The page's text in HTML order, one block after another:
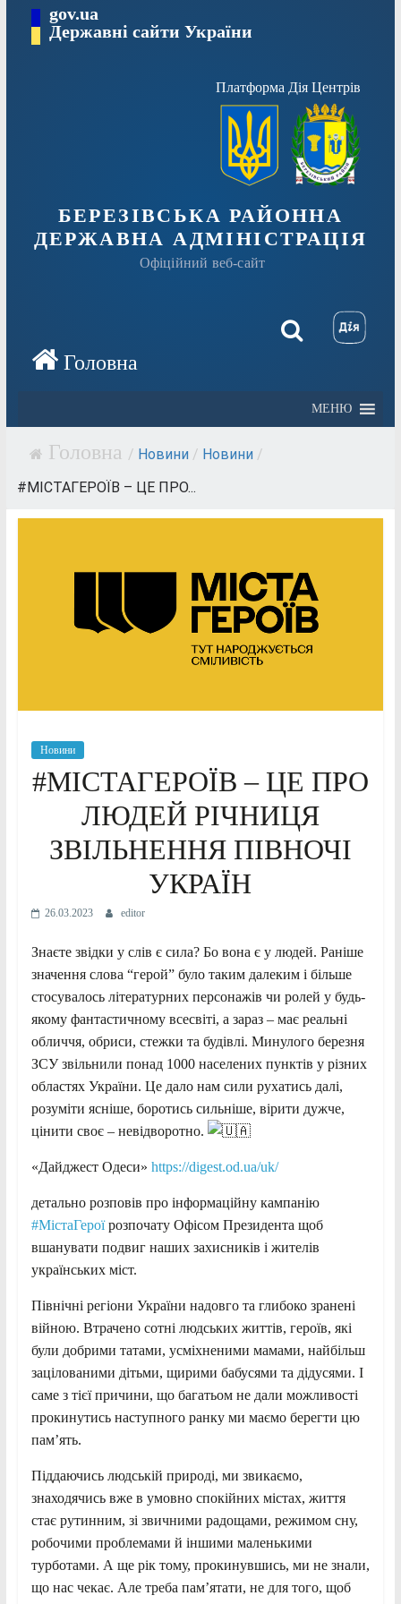
Перейтиgov.ua
Державні сайти України
Платформа Дія Центрів
БЕРЕЗІВСЬКА РАЙОННА
ДЕРЖАВНА АДМІНІСТРАЦІЯ
Офіційний веб-сайт
МЕНЮ
/ Новини / Новини /
#МІСТАГЕРОЇВ – ЦЕ ПРО...
Новини
#МІСТАГЕРОЇВ – ЦЕ ПРО
ЛЮДЕЙ РІЧНИЦЯ
ЗВІЛЬНЕННЯ ПІВНОЧІ
УКРАЇН
26.03.2023 editor
Знаєте звідки у слів є сила? Бо вона є у людей. Раніше
значення слова “герой” було таким далеким і більше
стосувалось літературних персонажів чи ролей у будь-
якому фантастичному всесвіті, а зараз – має реальні
обличчя, обриси, стежки та будівлі. Минулого березня
ЗСУ звільнили понад 1000 населених пунктів у різних
областях України. Це дало нам сили рухатись далі,
розуміти ясніше, боротись сильніше, вірити дужче,
цінити своє – невідворотно.
«Дайджест Одеси» https://digest.od.ua/uk/
детально розповів про інформаційну кампанію
#МістаГероїрозпочату Офісом Президента щоб
вшанувати подвиг наших захисників і жителів
українських міст.
Північні регіони України надовго та глибоко зранені
війною. Втрачено сотні людських життів, героїв, які
були добрими татами, усміхненими мамами, найбільш
зацілованими дітьми, щирими бабусями та дідусями. І
саме з тієї причини, що багатьом не дали можливості
прокинутись наступного ранку ми маємо берегти цю
пам’ять.
Піддаючись людській природі, ми звикаємо,
знаходячись вже в умовно спокійних містах, життя
стає рутинним, зі звичними радощами, режимом сну,
робочими проблемами й іншими маленькими
турботами. А ще рік тому, прокинувшись, ми не знали,
що нас чекає. Але треба пам’ятати, не для того, щоб